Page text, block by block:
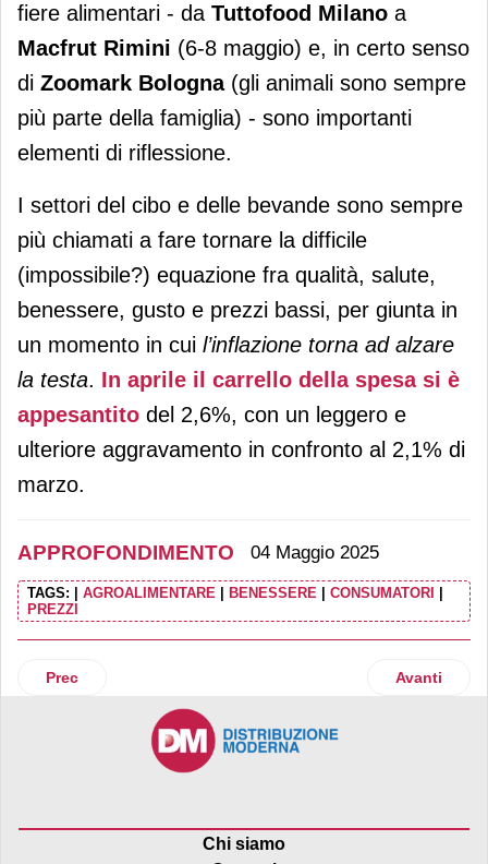
fiere alimentari - da Tuttofood Milano a
Macfrut Rimini (6-8 maggio) e, in certo senso
di Zoomark Bologna(gli animali sono sempre
più parte della famiglia) - sono importanti
elementi di riflessione.
I settori del cibo e delle bevande sono sempre
più chiamati a fare tornare la difficile
(impossibile?) equazione fra qualità, salute,
benessere, gusto e prezzi bassi, per giunta in
un momento in cui l’inflazione torna ad alzare
la testa. In aprile il carrello della spesa si è
appesantito del 2,6%, con un leggero e
ulteriore aggravamento in confronto al 2,1% di
marzo.
APPROFONDIMENTO 04 Maggio 2025
TAGS: AGROALIMENTARE BENESSERE CONSUMATORI
PREZZI
Articolo precedente: Le nuove cifre dell’usato
Prec Articolo
Avanti
Chi siamo